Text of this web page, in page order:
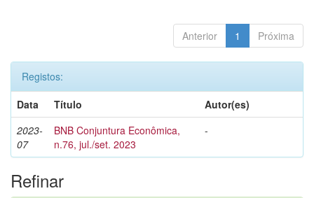
Anterior 1 Próxima
Registos:
Data
Título
Autor(es)
2023-
07
BNB Conjuntura Econômica,
n.76, jul./set. 2023
-
Refinar